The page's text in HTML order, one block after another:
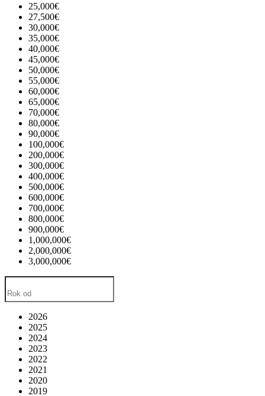
25,000€
27,500€
30,000€
35,000€
40,000€
45,000€
50,000€
55,000€
60,000€
65,000€
70,000€
80,000€
90,000€
100,000€
200,000€
300,000€
400,000€
500,000€
600,000€
700,000€
800,000€
900,000€
1,000,000€
2,000,000€
3,000,000€
2026
2025
2024
2023
2022
2021
2020
2019